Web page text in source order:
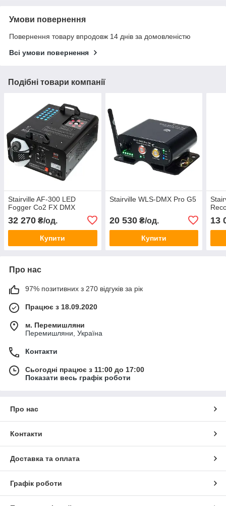
Умови повернення
Повернення товару впродовж 14 днів за домовленістю
Всі умови повернення
Подібні товари компанії
Stairville AF-300 LED
Fogger Co2 FX DMX
32 270 ₴/од.
Купити
Stairville WLS-DMX Pro G5
20 530₴/од.
Купити
13
Про нас
97% позитивних з 270 відгуків за рік
Працює з 18.09.2020
м. Перемишляни
Перемишляни, Україна
Контакти
Сьогодні працює з 11:00 до 17:00
Показати весь графік роботи
Про нас
Контакти
Доставка та оплата
Графік роботи